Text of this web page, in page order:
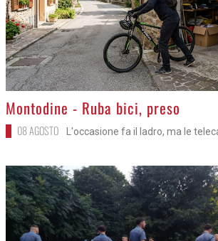
>Montodine - Ruba bici, preso
08 AGOSTO L'occasione fa il ladro, ma le